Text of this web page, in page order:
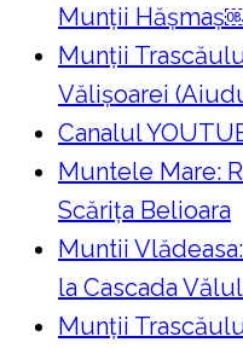
Munții
Munții
Vălișoarei
Canalul
Muntele Mare:
Scăriţa Belioara
Muntii
la Cascada
Munții